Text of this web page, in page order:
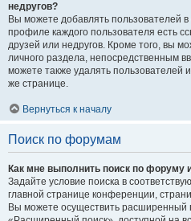
недругов?
Вы можете добавлять пользователей
профиле каждого пользователя есть
друзей или недругов. Кроме того, вы
личного раздела, непосредственным
можете также удалять пользователей
же странице.
Вернуться к началу
Поиск по форумам
Как мне выполнить поиск по
Задайте условие поиска в
главной странице конференции,
Вы можете осуществить расширенный